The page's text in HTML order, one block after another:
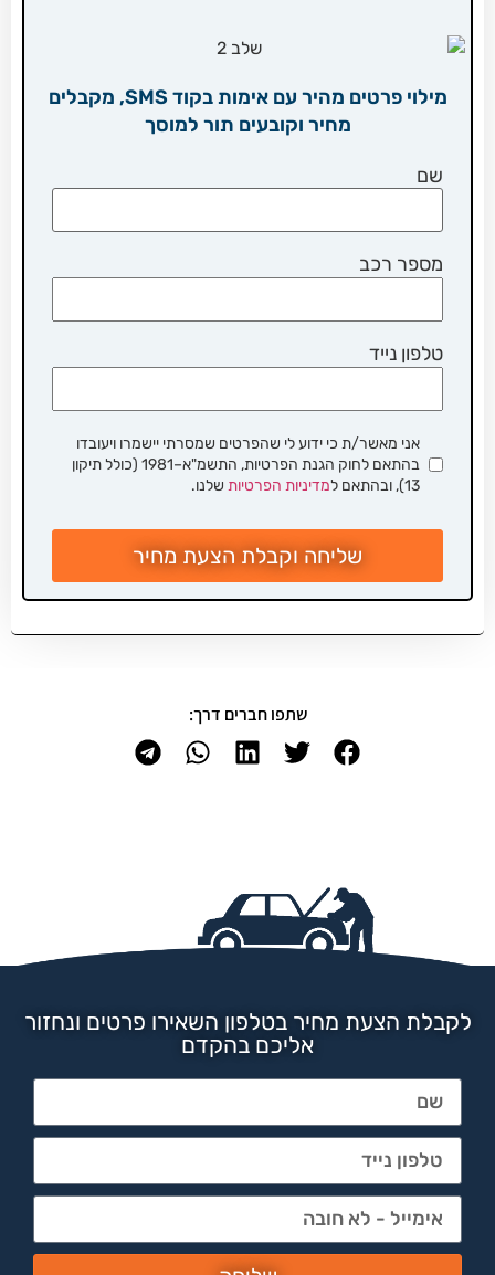
מילוי פרטים מהיר עם אימות בקוד SMS, מקבלים
מחיר וקובעים תור למוסך
שם
מספר רכב
טלפון נייד
אני מאשר/ת כי ידוע לי שהפרטים שמסרתי יישמרו ויעובדו
בהתאם לחוק הגנת הפרטיות, התשמ"א–1981 (כולל תיקון
13), ובהתאם ל
מדיניות הפרטיות שלנו.
שליחה וקבלת הצעת מחיר
שתפו חברים דרך:
לקבלת הצעת מחיר בטלפון השאירו פרטים ונחזור
אליכם בהקדם